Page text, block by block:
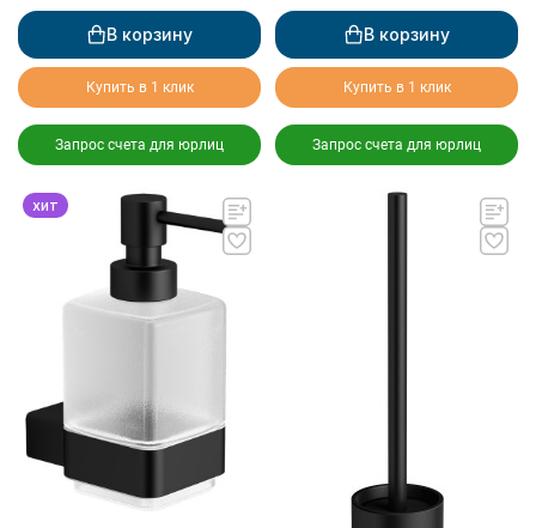
В корзину
Купить в 1 клик
Запрос счета для юрлиц
В корзину
Купить в 1 клик
Запрос счета для юрлиц
хит